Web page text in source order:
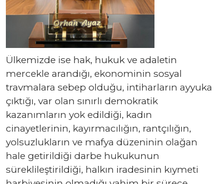
Ülkemizde ise hak, hukuk ve adaletin
mercekle arandığı, ekonominin sosyal
travmalara sebep olduğu, intiharların ayyuka
çıktığı, var olan sınırlı demokratik
kazanımların yok edildiği, kadın
cinayetlerinin, kayırmacılığın, rantçılığın,
yolsuzlukların ve mafya düzeninin olağan
hale getirildiği darbe hukukunun
süreklileştirildiği, halkın iradesinin kıymeti